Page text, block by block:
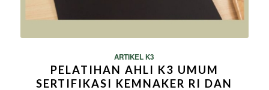
ARTIKEL K3
PELATIHAN AHLI K3 UMUM
SERTIFIKASI KEMNAKER RI DAN